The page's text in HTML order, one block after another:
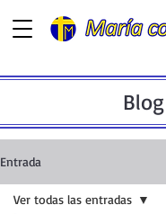
Blog
Entrada
Ver todas las entradas